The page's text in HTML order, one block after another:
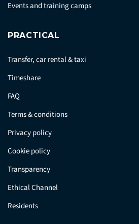
Events and training camps
PRACTICAL
Transfer, car rental & taxi
Timeshare
FAQ
Terms & conditions
Privacy policy
Cookie policy
Transparency
Ethical Channel
Residents